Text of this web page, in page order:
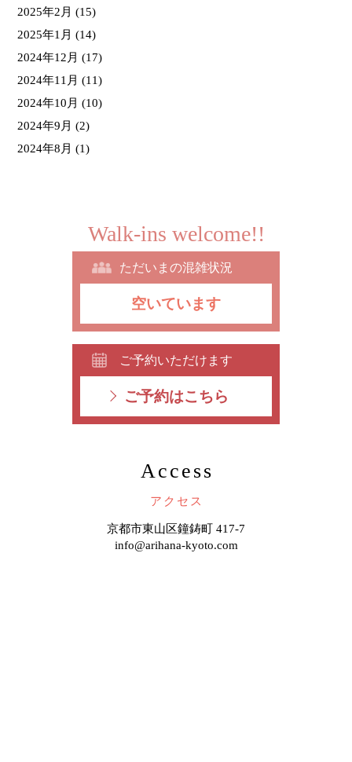
2025年2月 (15)
2025年1月 (14)
2024年12月 (17)
2024年11月 (11)
2024年10月 (10)
2024年9月 (2)
2024年8月 (1)
ただいまの混雑状況
空いています
Walk-ins welcome!!
ご予約いただけます
ご予約はこちら
Access
アクセス
京都市東山区鐘鋳町 417-7
info@arihana-kyoto.com